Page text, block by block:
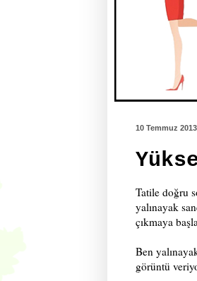
10 Temmuz
Tatile doğru
yalınayak
çıkmaya
Ben
görüntü